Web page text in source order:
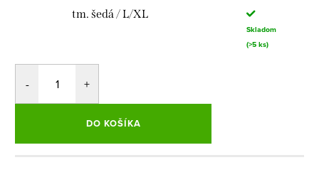
tm. šedá / L/XL
Skladom
(>5 ks)
DO KOŠÍKA